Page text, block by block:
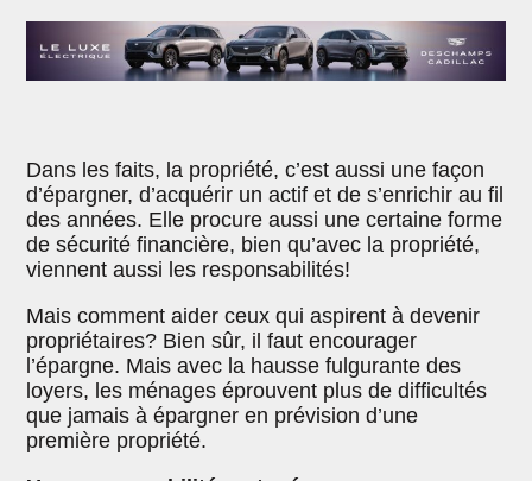
Dans les faits, la propriété, c’est aussi une façon
d’épargner, d’acquérir un actif et de s’enrichir au fil
des années. Elle procure aussi une certaine forme
de sécurité financière, bien qu’avec la propriété,
viennent aussi les responsabilités!
Mais comment aider ceux qui aspirent à devenir
propriétaires? Bien sûr, il faut encourager
l’épargne. Mais avec la hausse fulgurante des
loyers, les ménages éprouvent plus de difficultés
que jamais à épargner en prévision d’une
première propriété.